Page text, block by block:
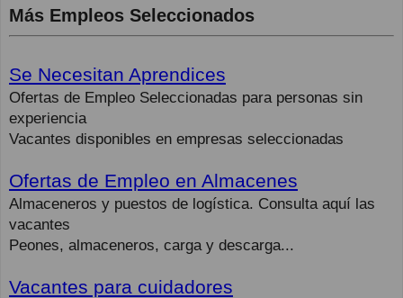
Más Empleos Seleccionados
Se Necesitan Aprendices
Ofertas de Empleo Seleccionadas para personas sin
experiencia
Vacantes disponibles en empresas seleccionadas
Ofertas de Empleo en Almacenes
Almaceneros y puestos de logística. Consulta aquí las
vacantes
Peones, almaceneros, carga y descarga...
Vacantes para cuidadores